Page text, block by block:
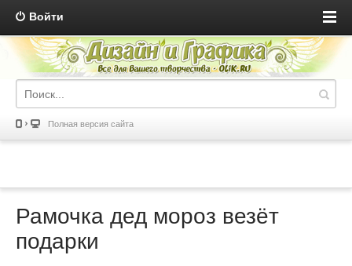
Войти
Полная версия сайта
Рамочка дед мороз везёт
подарки